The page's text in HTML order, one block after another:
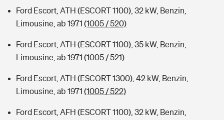
Ford Escort, ATH (ESCORT 1100), 32 kW, Benzin,
Limousine, ab 1971 (1005 / 520)
Ford Escort, ATH (ESCORT 1100), 35 kW, Benzin,
Limousine, ab 1971 (1005 / 521)
Ford Escort, ATH (ESCORT 1300), 42 kW, Benzin,
Limousine, ab 1971 (1005 / 522)
Ford Escort, AFH (ESCORT 1100), 32 kW, Benzin,